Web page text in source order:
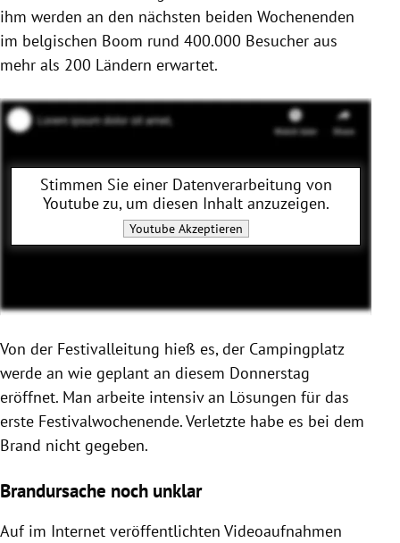
ihm werden an den nächsten beiden Wochenenden
im belgischen Boom rund 400.000 Besucher aus
mehr als 200 Ländern erwartet.
Stimmen Sie einer Datenverarbeitung von
Youtubezu, um diesen Inhalt anzuzeigen.
YoutubeAkzeptieren
Von der Festivalleitung hieß es, der Campingplatz
werde an wie geplant an diesem Donnerstag
eröffnet. Man arbeite intensiv an Lösungen für das
erste Festivalwochenende. Verletzte habe es bei dem
Brand nicht gegeben.
Brandursache noch unklar
Auf im Internet veröffentlichten Videoaufnahmen